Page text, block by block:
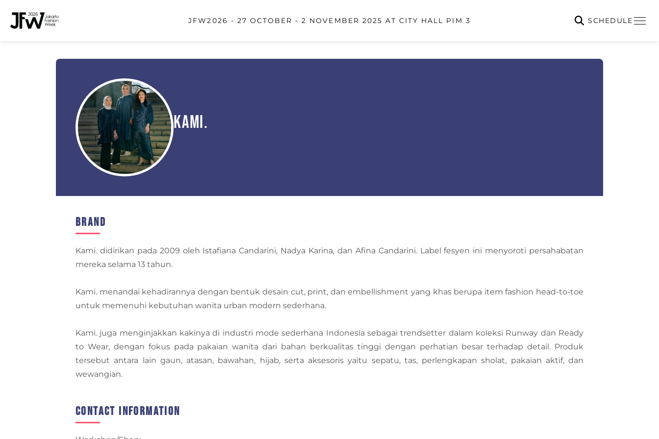
JFW2026 - 27 OCTOBER - 2 NOVEMBER 2025 AT CITY HALL PIM 3 SCHEDULE
Kami.
Brand
Kami. didirikan pada 2009 oleh Istafiana Candarini, Nadya Karina, dan Afina Candarini. Label fesyen ini menyoroti persahabatan
mereka selama 13 tahun.
Kami. menandai kehadirannya dengan bentuk desain cut, print, dan embellishment yang khas berupa item fashion head-to-toe
untuk memenuhi kebutuhan wanita urban modern sederhana.
Kami. juga menginjakkan kakinya di industri mode sederhana Indonesia sebagai trendsetter dalam koleksi Runway dan Ready
to Wear, dengan fokus pada pakaian wanita dari bahan berkualitas tinggi dengan perhatian besar terhadap detail. Produk
tersebut antara lain gaun, atasan, bawahan, hijab, serta aksesoris yaitu sepatu, tas, perlengkapan sholat, pakaian aktif, dan
wewangian.
Contact Information